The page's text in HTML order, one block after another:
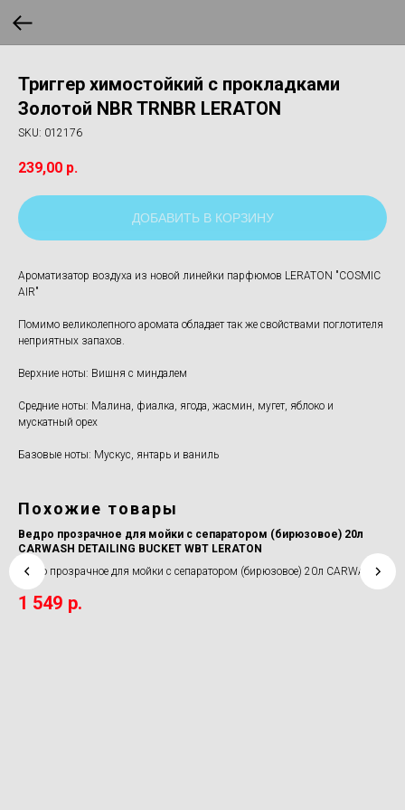
Триггер химостойкий с прокладками
Золотой NBR TRNBR LERATON
SKU: 012176
239,00 р.
ДОБАВИТЬ В КОРЗИНУ
Ароматизатор воздуха из новой линейки парфюмов LERATON "COSMIC
AIR"
Помимо великолепного аромата обладает так же свойствами поглотителя
неприятных запахов.
Верхние ноты: Вишня с миндалем
Средние ноты: Малина, фиалка, ягода, жасмин, мугет, яблоко и
мускатный орех
Базовые ноты: Мускус, янтарь и ваниль
Похожие товары
Ведро прозрачное для мойки с сепаратором (бирюзовое) 20л
CARWASH DETAILING BUCKET WBT LERATON
Ведро прозрачное для мойки с сепаратором (бирюзовое) 20л CARWASH
DETAILING BUCKET WBT LERATON
1 549 р.